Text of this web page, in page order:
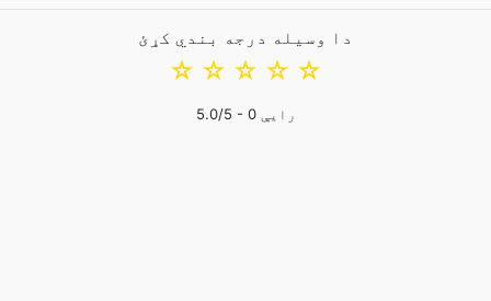
دا وسیله درجه بندي کړئ
☆
☆
☆
☆
☆
5.0/5 - 0 رایې